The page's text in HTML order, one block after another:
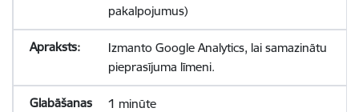
pakalpojumus)
Izmanto Google Analytics, lai samazinātu
pieprasījuma līmeni.
1 minūte